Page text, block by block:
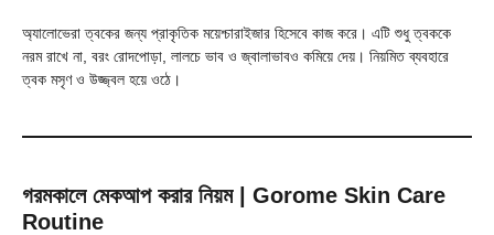
অ্যালোভেরা ত্বকের জন্য প্রাকৃতিক ময়েশ্চারাইজার হিসেবে কাজ করে। এটি শুধু ত্বককে
নরম রাখে না, বরং রোদপোড়া, লালচে ভাব ও জ্বালাভাবও কমিয়ে দেয়। নিয়মিত ব্যবহারে
ত্বক মসৃণ ও উজ্জ্বল হয়ে ওঠে।
গরমকালে মেকআপ করার নিয়ম| Gorome Skin Care
Routine